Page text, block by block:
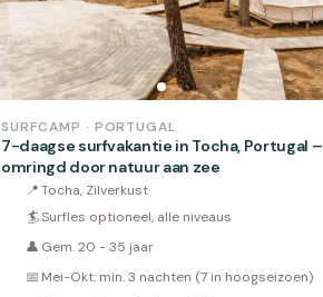
SURFCAMP · PORTUGAL
7-daagse surfvakantie in Tocha, Portugal –
omringd door natuur aan zee
📍Tocha, Zilverkust
🏄Surfles optioneel, alle niveaus
👤 Gem. 20 - 35 jaar
📅 Mei-Okt: min. 3 nachten (7 in hoogseizoen)